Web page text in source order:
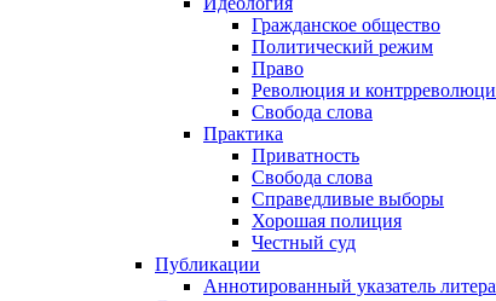
Гражданское общество
Политический режим
Право
Революция и
Свобода слова
Практика
Приватность
Свобода слова
Справедливые выборы
Хорошая полиция
Честный суд
Публикации
Аннотированный указатель